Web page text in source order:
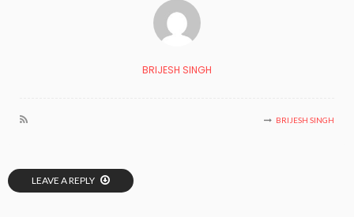
BRIJESH SINGH
BRIJESH SINGH
LEAVE A REPLY